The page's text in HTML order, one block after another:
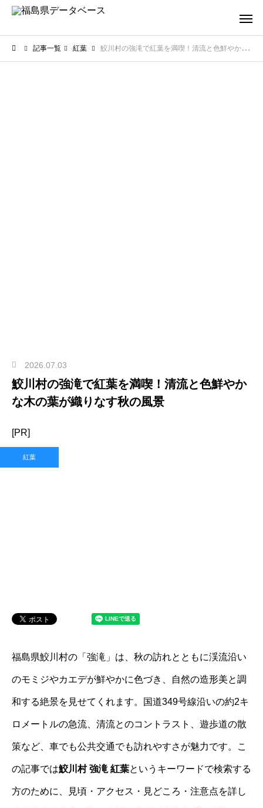
記事一覧 紅葉 鮫川村の強滝で紅葉を満喫！清流と色鮮やかな木の葉が織りなす秋の風景
2026.07.03
鮫川村の強滝で紅葉を満喫！清流と色鮮やか
な木の葉が織りなす秋の風景
[PR]
紅葉
福島県鮫川村の「強滝」は、秋の訪れとともに渓流沿い
のモミジやカエデが鮮やかに色づき、自然の造形美と調
和する絶景を見せてくれます。国道349号線沿いの約2キ
ロメートルの急流、清流とのコントラスト、遊歩道の散
策など、車でも公共交通でも訪れやすさが魅力です。こ
の記事では鮫川村 強滝 紅葉というキーワードで検索する
方のために、見頃・アクセス・見どころ・注意点を詳し